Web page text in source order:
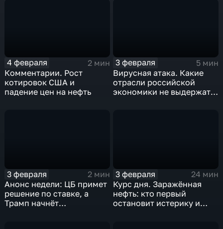
4 февраля
2 мин
Комментарии. Рост
котировок США и
падение цен на нефть
3 февраля
5 мин
Вирусная атака. Какие
отрасли российской
экономики не выдержат
3 февраля
2 мин
Анонс недели: ЦБ примет
решение по ставке, а
Трамп начнёт
3 февраля
24 мин
Курс дня. Заражённая
нефть: кто первый
остановит истерику и